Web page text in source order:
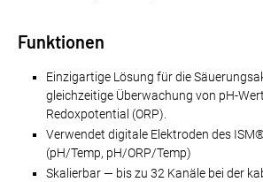
Funktionen
Einzigartige Lösung für die
gleichzeitige Überwachung von pH-
Redoxpotential (ORP).
Verwendet digitale Elektroden des
(pH/Temp, pH/ORP/Temp)
Skalierbar — bis zu 32 Kanäle bei der